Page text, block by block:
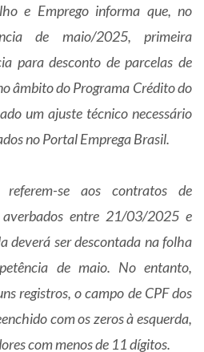
e Emprego informa que, no
de maio/2025, primeira
para desconto de parcelas de
âmbito do Programa Crédito do
um ajuste técnico necessário
no Portal Emprega Brasil.
se aos contratos de
averbados entre 21/03/2025 e
deverá ser descontada na folha
de maio. No entanto,
registros, o campo de CPF dos
com os zeros à esquerda,
com menos de 11 dígitos.